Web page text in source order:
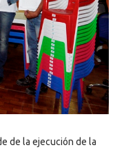
de la ejecución de la